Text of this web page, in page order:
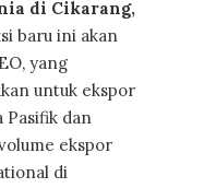
di Cikarang,
baru ini akan
yang
untuk ekspor
Pasifik dan
ekspor
di